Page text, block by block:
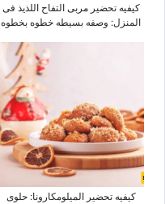
کیفیه تحضیر مربى التفاح اللذیذ فی
المنزل: وصفه بسیطه خطوه بخطوه
کیفیه تحضیر المیلومکارونا: حلوى